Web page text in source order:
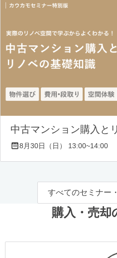
中古マンション購入と
8月30日（日） 13:00~14:00
すべてのセミナー
購入・売却